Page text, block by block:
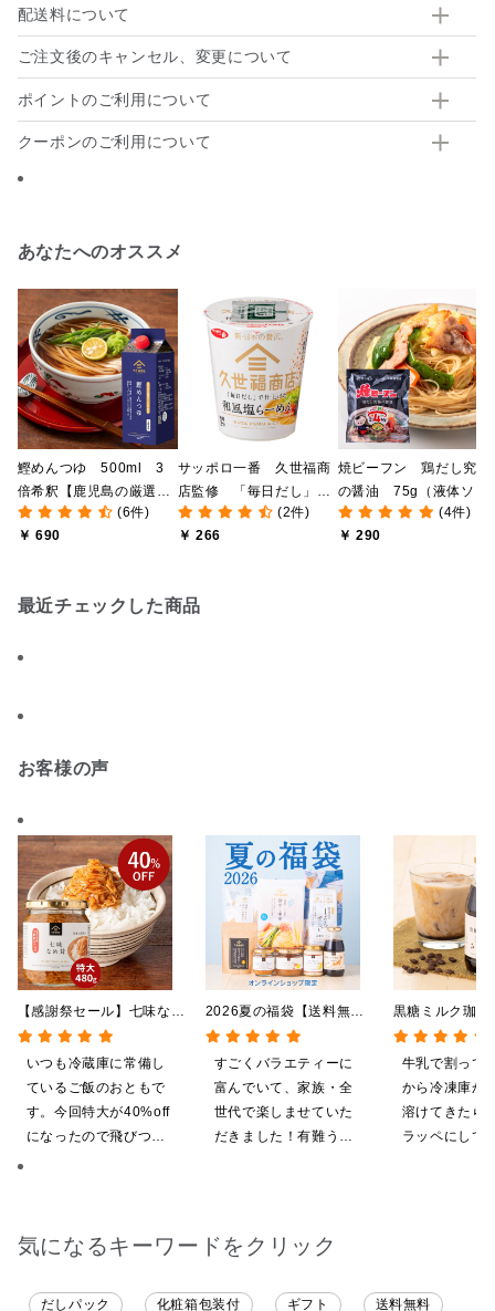
配送料について
ご注文後のキャンセル、変更について
ポイントのご利用について
クーポンのご利用について
あなたへのオススメ
鰹めんつゆ 500ml 3
倍希釈【鹿児島の厳選か
つお節 使用】
(6件)
￥ 690
サッポロ一番 久世福商
店監修 「毎日だし」で
仕上げた 和風塩らーめ
ん かつお節付
(2件)
￥ 266
焼ビーフン 鶏だし究極
の醤油 75g（液体ソー
ス付き）
(4件)
￥ 290
最近チェックした商品
お客様の声
【感謝祭セール】七味なめ
茸 480g（特大）（八幡
屋礒五郎の七味唐辛子入
り）
いつも冷蔵庫に常備し
ているご飯のおともで
す。今回特大が40%off
になったので飛びつき
2026夏の福袋【送料無
料】【オンライン限定】
【ポイントキャンペーン実
施中】【のし・ラッピン
グ・化粧箱詰め不可】
すごくバラエティーに
富んでいて、家族・全
世代で楽しませていた
だきました！有難うご
黒糖ミルク珈
275ml （ドリ
希釈タイプ）
牛乳で割って
から冷凍庫か
溶けてきたら
ラッペにして
気になるキーワードをクリック
だしパック 化粧箱包装付 ギフト 送料無料